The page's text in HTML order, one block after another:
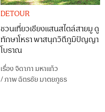
DETOUR
ชวนเที่ยวเชียงแสนสไตล์สายมู ดู
ทักษาโหรา พาสนุกวิถีภูมิปัญญา
โบราณ
เรื่องจิดาภา มหาแก้ว
/ภาพฉัตรชัย มาตยภูธร